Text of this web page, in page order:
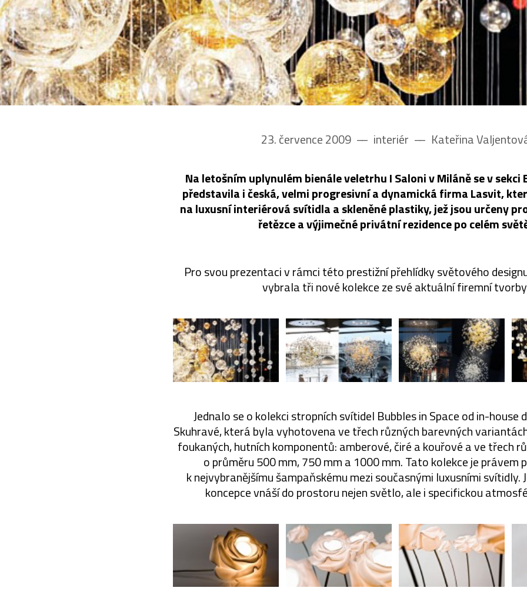
23. července 2009 –– interiér –– Kateřina
Na letošním uplynulém bienále veletrhu I Saloni v Miláně se v sekci
představila i česká, velmi progresivní a dynamická firma Lasvit,
na luxusní interiérová svítidla a skleněné plastiky, jež jsou určeny
řetězce a výjimečné privátní rezidence po celém
Pro svou prezentaci v rámci této prestižní přehlídky světového
vybrala tři nové kolekce ze své aktuální firemní
Jednalo se o kolekci stropních svítidel Bubbles in Space od in-house
Skuhravé, která byla vyhotovena ve třech různých barevných
foukaných, hutních komponentů: amberové, čiré a kouřové a ve třech
o průměru 500 mm, 750 mm a 1000 mm. Tato kolekce je právem
k nejvybranějšímu šampaňskému mezi současnými luxusními svítidly.
koncepce vnáší do prostoru nejen světlo, ale i specifickou